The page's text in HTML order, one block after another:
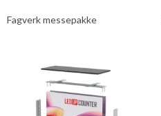
Fagverk messepakke